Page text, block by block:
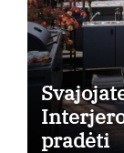
pradėti